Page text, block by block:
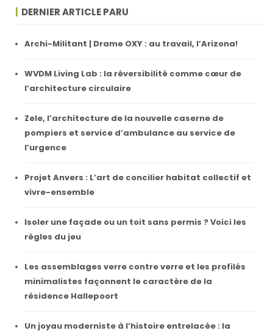
DERNIER ARTICLE PARU
Archi-Militant | Drame OXY : au travail, l’Arizona!
WVDM Living Lab : la réversibilité comme cœur de
l’architecture circulaire
Zele, l’architecture de la nouvelle caserne de
pompiers et service d’ambulance au service de
l’urgence
Projet Anvers : L’art de concilier habitat collectif et
vivre-ensemble
Isoler une façade ou un toit sans permis ? Voici les
règles du jeu
Les assemblages verre contre verre et les profilés
minimalistes façonnent le caractère de la
résidence Hallepoort
Un joyau moderniste à l’histoire entrelacée : la